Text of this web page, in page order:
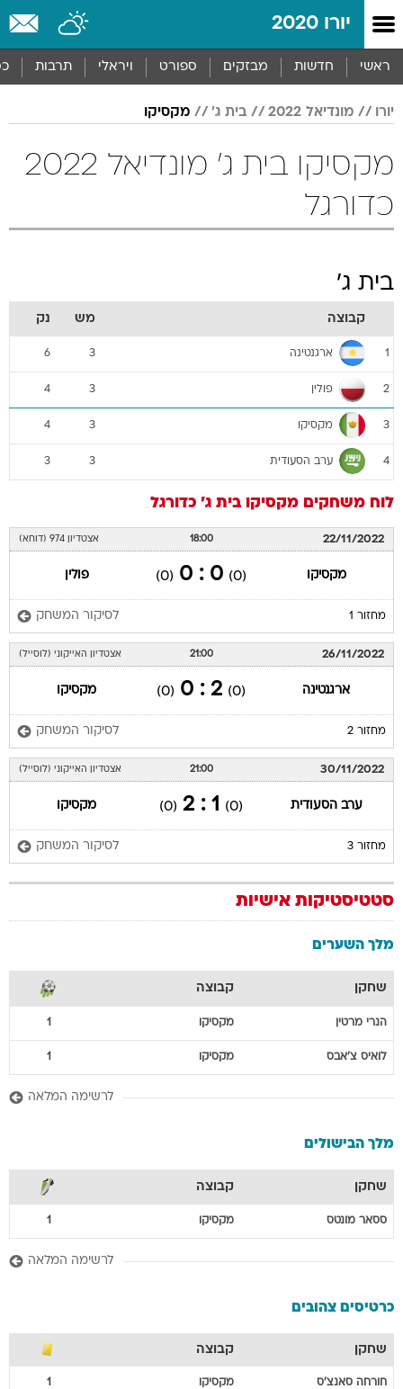
יורו 2020
ראשי חדשות מבזקים ספורט ויראלי תרבות
יורו מונדיאל 2022 בית ג' מקסיקו
מקסיקו בית ג' מונדיאל 2022
כדורגל
בית ג'
קבוצה מש נק
1 ארגנטינה 3
6
2 פולין 3
4
3 מקסיקו 3
4
4 ערב הסעודית 3
3
לוח משחקים מקסיקו בית ג' כדורגל
22/11/2022
18:00 אצטדיון 974 (דוחא)
מקסיקו (0)
0 : 0
(0) פולין
מחזור 1 לסיקור המשחק
26/11/2022
21:00 אצטדיון האייקוני (לוסייל)
ארגנטינה (0)
2 : 0
(0) מקסיקו
מחזור 2 לסיקור המשחק
30/11/2022
21:00 אצטדיון האייקוני (לוסייל)
ערב הסעודית (0)
1 : 2
(0) מקסיקו
מחזור 3 לסיקור המשחק
סטטיסטיקות אישיות
מלך השערים
שחקן קבוצה
הנרי מרטין מקסיקו 1
לואיס צ'אבס מקסיקו 1
לרשימה המלאה
מלך הבישולים
שחקן קבוצה
ססאר מונטס מקסיקו 1
לרשימה המלאה
כרטיסים צהובים
שחקן קבוצה
חורחה סאנצ'ס מקסיקו 1